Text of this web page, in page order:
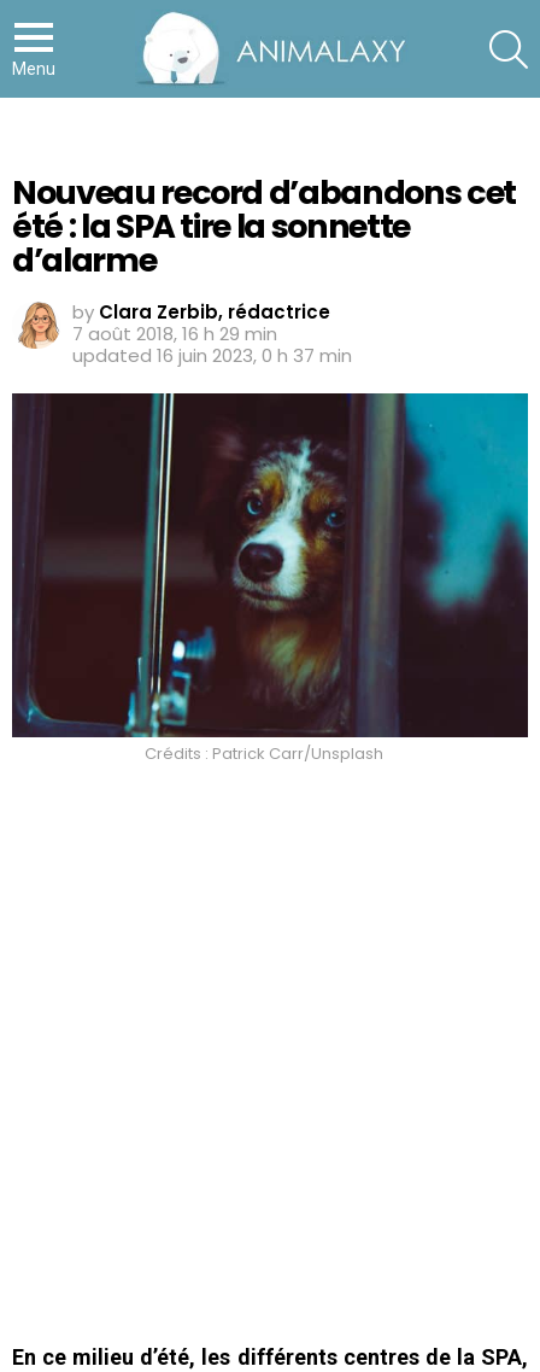
Menu
Nouveau record d’abandons cet
été : la SPA tire la sonnette
d’alarme
by Clara Zerbib, rédactrice
7 août 2018, 16 h 29 min
updated 16 juin 2023, 0 h 37 min
Crédits : Patrick Carr/Unsplash
En ce milieu d’été, les différents centres de la SPA,